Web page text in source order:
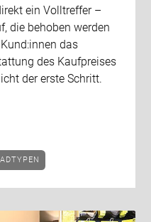
ein Volltreffer –
die behoben werden
das
des Kaufpreises
der erste Schritt.